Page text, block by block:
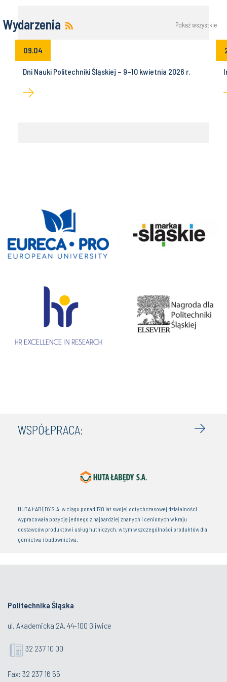
Wydarzenia Pokaż wszystkie
09.04
Dni Nauki Politechniki Śląskiej – 9–10 kwietnia 2026 r.
WSPÓŁPRACA:
HUTA ŁABĘDY S.A. w ciągu ponad 170 lat swojej dotychczasowej działalności
wypracowała pozycję jednego z najbardziej znanych i cenionych w kraju
dostawców produktów i usług hutniczych, w tym w szczególności produktów dla
górnictwa i budownictwa.
Politechnika Śląska
ul. Akademicka 2A, 44-100 Gliwice
32 237 10 00
Fax: 32 237 16 55